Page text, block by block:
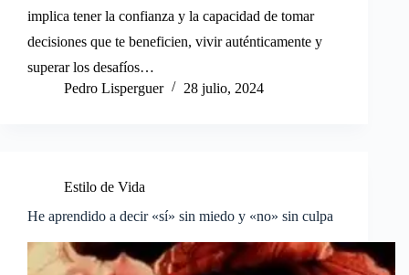
implica tener la confianza y la capacidad de tomar
decisiones que te beneficien, vivir auténticamente y
superar los desafíos…
Pedro Lisperguer
28 julio, 2024
Estilo de Vida
He aprendido a decir «sí» sin miedo y «no» sin culpa